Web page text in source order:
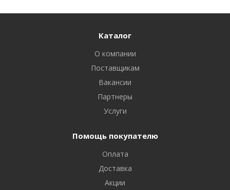
Каталог
О компании
Поставщикам
Вакансии
Партнеры
Услуги
Помощь покупателю
Оплата
Доставка
Акции